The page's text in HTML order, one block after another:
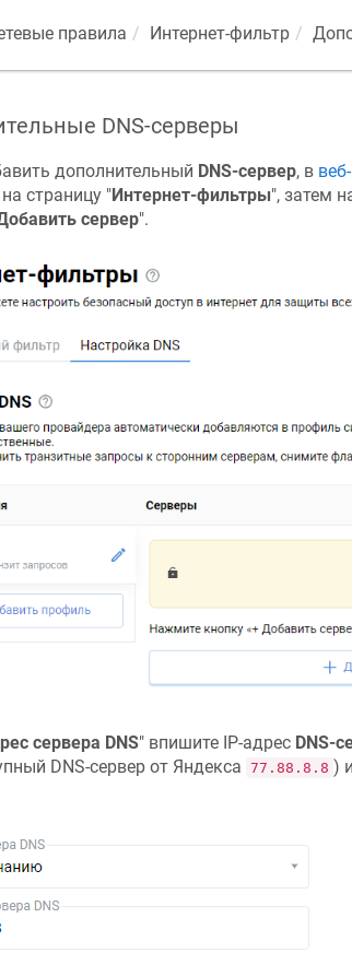
правила Интернет-фильтр
DNS-серверы
дополнительный DNS-сервер, в
страницу "Интернет-фильтры", затем
сервер".
сервера DNS" впишите IP-адрес DNS-
DNS-сервер от Яндекса 77.88.8.8 )